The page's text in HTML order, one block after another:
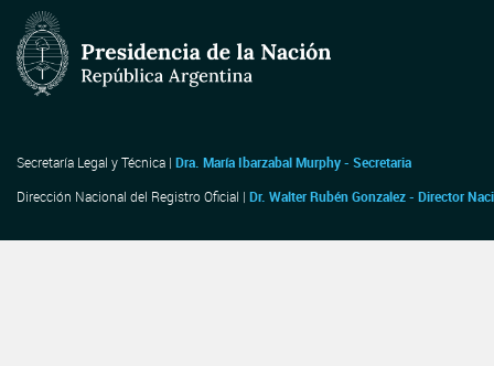
Secretaría Legal y Técnica | Dra. María Ibarzabal Murphy - Secretaria
Dirección Nacional del Registro Oficial | Dr. Walter Rubén Gonzalez - Director